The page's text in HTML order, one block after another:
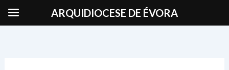
ARQUIDIOCESE DE ÉVORA